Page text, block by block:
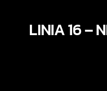
LINIA 16 –